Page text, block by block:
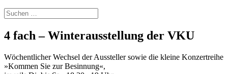
Suchen
nach:
4 fach – Winterausstellung der VKU
Wöchentlicher Wechsel der Aussteller sowie die kleine Konzertreihe
»Kommen Sie zur Besinnung«,